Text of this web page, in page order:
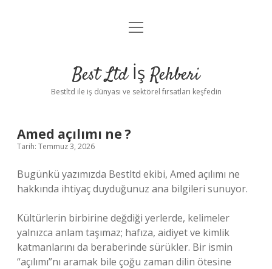
Anasayfa
Yasal Uyarı
menüyü
Best Ltd İş Rehberi
Bestltd ile iş dünyası ve sektörel fırsatları keşfedin
Amed açılımı ne ?
Tarih: Temmuz 3, 2026
Bugünkü yazımızda Bestltd ekibi, Amed açılımı ne
hakkında ihtiyaç duyduğunuz ana bilgileri sunuyor.
Kültürlerin birbirine değdiği yerlerde, kelimeler
yalnızca anlam taşımaz; hafıza, aidiyet ve kimlik
katmanlarını da beraberinde sürükler. Bir ismin
“açılımı”nı aramak bile çoğu zaman dilin ötesine